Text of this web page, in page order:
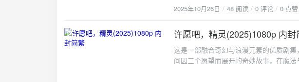
PotPlayer+LAV+MadVR或者直接
宽带实测15分钟完事。记得先转存到自
href="https://pan.quark.cn/s/
键的一枚纽扣。"养老院连环病逝"案——
两？Friday版独有看点：1080p高码率+
高达4GB，夜景噪点近乎零；配乐请来
档、跟踪的琐碎瞬间拍出谍战质感。内
东京腔诙谐，追剧无隔阂。为什么值得
切入当代社会的经济困境，通过多维角色
家庭债务相互交织，构成了一个难以挣脱
每个角色都代表着不同阶层青年面临的
场中的迷茫，罗美兰则演绎了职场女性
实生活中无数年轻人的真实写照。社会
2025年10月26日 48 阅读 0 评论 0 点赞
2025-10-24
许愿吧，精灵(2025)1080p 内封
这是一部融合奇幻与浪漫元素的优质剧
间因三个愿望而展开的奇妙故事，在魔